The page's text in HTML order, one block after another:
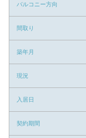
バルコニー方向
間取り
築年月
現況
入居日
契約期間